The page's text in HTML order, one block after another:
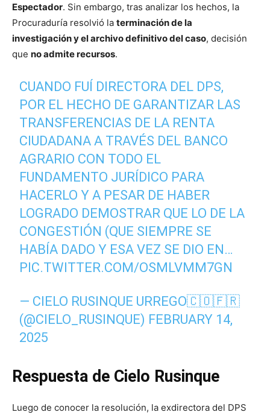
Espectador. Sin embargo, tras analizar los hechos, la
Procuraduría resolvió la terminación de la
investigación y el archivo definitivo del caso, decisión
que no admite recursos.
CUANDO FUÍ DIRECTORA DEL DPS,
POR EL HECHO DE GARANTIZAR LAS
TRANSFERENCIAS DE LA RENTA
CIUDADANA A TRAVÉS DEL BANCO
AGRARIO CON TODO EL
FUNDAMENTO JURÍDICO PARA
HACERLO Y A PESAR DE HABER
LOGRADO DEMOSTRAR QUE LO DE LA
CONGESTIÓN (QUE SIEMPRE SE
HABÍA DADO Y ESA VEZ SE DIO EN…
PIC.TWITTER.COM/OSMLVMM7GN
— CIELO RUSINQUE URREGO🇨🇴🇫🇷
(@CIELO_RUSINQUE) FEBRUARY 14,
2025
Respuesta de Cielo Rusinque
Luego de conocer la resolución, la exdirectora del DPS